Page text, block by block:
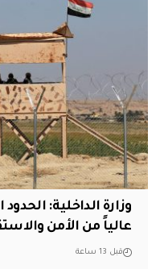
وزارة الداخلية:
عالياً من الأمن
قبل 13 ساعة